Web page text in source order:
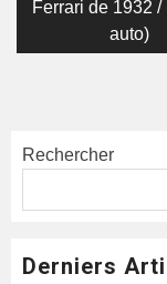
l’article
Ferrari de 1932 /
auto)
Rechercher
Derniers